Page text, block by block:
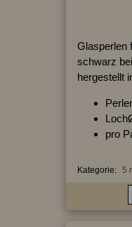
Glasperlen
schwarz
hergestellt
pro
Kategorie: 5